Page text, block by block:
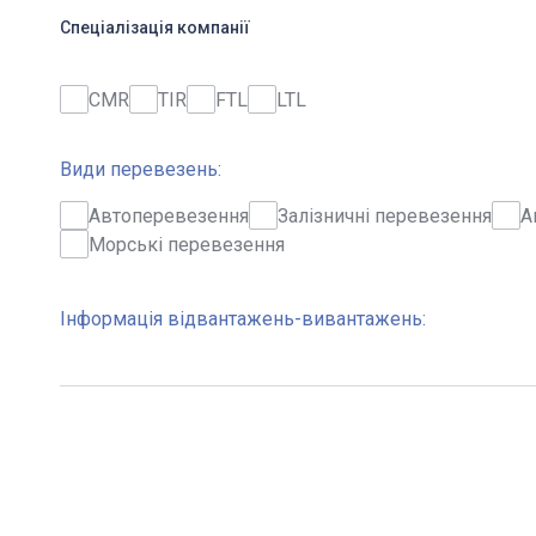
Спеціалізація компанії
CMR TIR FTL LTL
Види перевезень:
Автоперевезення Залізничні перевезення
Морські перевезення
Інформація відвантажень-вивантажень: